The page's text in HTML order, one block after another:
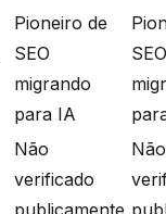
Pioneiro de
SEO
migrando
para IA
Não
verificado
publicamente
Não